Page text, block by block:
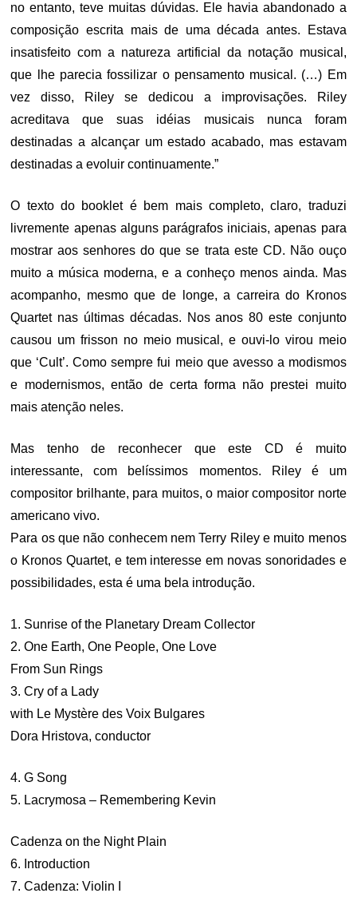
no entanto, teve muitas dúvidas. Ele havia abandonado a
composição escrita mais de uma década antes. Estava
insatisfeito com a natureza artificial da notação musical,
que lhe parecia fossilizar o pensamento musical. (…) Em
vez disso, Riley se dedicou a improvisações. Riley
acreditava que suas idéias musicais nunca foram
destinadas a alcançar um estado acabado, mas estavam
destinadas a evoluir continuamente.”
O texto do booklet é bem mais completo, claro, traduzi
livremente apenas alguns parágrafos iniciais, apenas para
mostrar aos senhores do que se trata este CD. Não ouço
muito a música moderna, e a conheço menos ainda. Mas
acompanho, mesmo que de longe, a carreira do Kronos
Quartet nas últimas décadas. Nos anos 80 este conjunto
causou um frisson no meio musical, e ouvi-lo virou meio
que ‘Cult’. Como sempre fui meio que avesso a modismos
e modernismos, então de certa forma não prestei muito
mais atenção neles.
Mas tenho de reconhecer que este CD é muito
interessante, com belíssimos momentos. Riley é um
compositor brilhante, para muitos, o maior compositor norte
americano vivo.
Para os que não conhecem nem Terry Riley e muito menos
o Kronos Quartet, e tem interesse em novas sonoridades e
possibilidades, esta é uma bela introdução.
1. Sunrise of the Planetary Dream Collector
2. One Earth, One People, One Love
From Sun Rings
3. Cry of a Lady
with Le Mystère des Voix Bulgares
Dora Hristova, conductor
4. G Song
5. Lacrymosa – Remembering Kevin
Cadenza on the Night Plain
6. Introduction
7. Cadenza: Violin I